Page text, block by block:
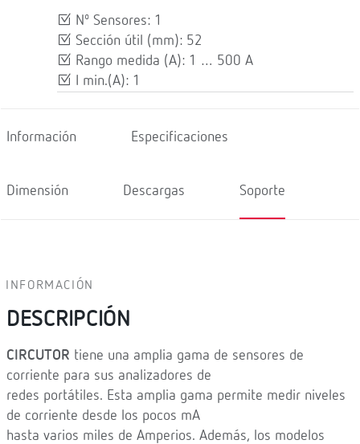
Nº Sensores: 1
Sección útil (mm): 52
Rango medida (A): 1 … 500 A
I min.(A): 1
Información Especificaciones
Dimensión Descargas Soporte
INFORMACIÓN
DESCRIPCIÓN
CIRCUTOR tiene una amplia gama de sensores de
corriente para sus analizadores de
redes portátiles. Esta amplia gama permite medir niveles
de corriente desde los pocos mA
hasta varios miles de Amperios. Además, los modelos